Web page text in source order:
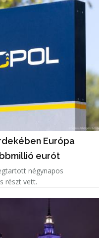
Európa
eurót
négynapos
részt vett.